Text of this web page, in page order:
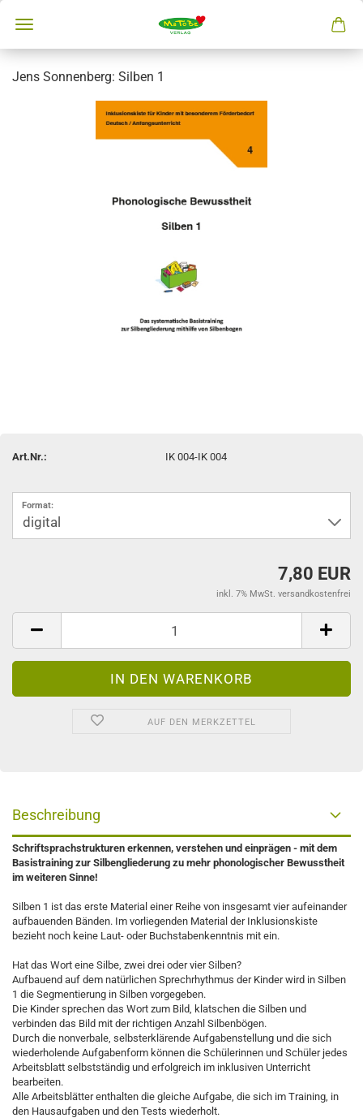
Jens Sonnenberg: Silben 1
Art.Nr.: IK 004-IK 004
Format:
7,80 EUR
inkl. 7% MwSt. versandkostenfrei
AUF DEN MERKZETTEL
Beschreibung
Schriftsprachstrukturen erkennen, verstehen und einprägen - mit dem
Basistraining zur Silbengliederung zu mehr phonologischer Bewusstheit
im weiteren Sinne!
Silben 1 ist das erste Material einer Reihe von insgesamt vier aufeinander
aufbauenden Bänden. Im vorliegenden Material der Inklusionskiste
bezieht noch keine Laut- oder Buchstabenkenntnis mit ein.
Hat das Wort eine Silbe, zwei drei oder vier Silben?
Aufbauend auf dem natürlichen Sprechrhythmus der Kinder wird in Silben
1 die Segmentierung in Silben vorgegeben.
Die Kinder sprechen das Wort zum Bild, klatschen die Silben und
verbinden das Bild mit der richtigen Anzahl Silbenbögen.
Durch die nonverbale, selbsterklärende Aufgabenstellung und die sich
wiederholende Aufgabenform können die Schülerinnen und Schüler jedes
Arbeitsblatt selbstständig und erfolgreich im inklusiven Unterricht
bearbeiten.
Alle Arbeitsblätter enthalten die gleiche Aufgabe, die sich im Training, in
den Hausaufgaben und den Tests wiederholt.